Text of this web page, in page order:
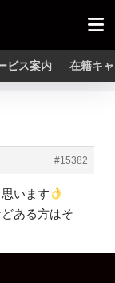
ビス案内 在籍キ
#15382
います
ある方はそ